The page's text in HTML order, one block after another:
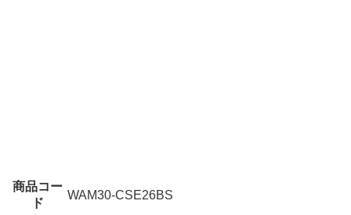
商品コー
ド
WAM30-CSE26BS